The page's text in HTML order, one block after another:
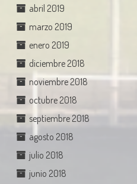
abril 2019
marzo 2019
enero 2019
diciembre 2018
noviembre 2018
octubre 2018
septiembre 2018
agosto 2018
julio 2018
junio 2018